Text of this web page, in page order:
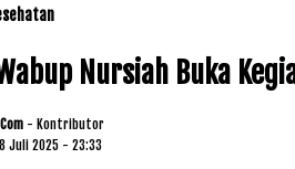
Nursiah Buka
- Kontributor
Juli 2025 - 23:33